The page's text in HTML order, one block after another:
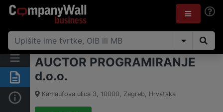
Sažetak
Osnovne informacije
AUCTOR PROGRAMIRANJE
d.o.o.
Kamaufova ulica 3, 10000, Zagreb, Hrvatska